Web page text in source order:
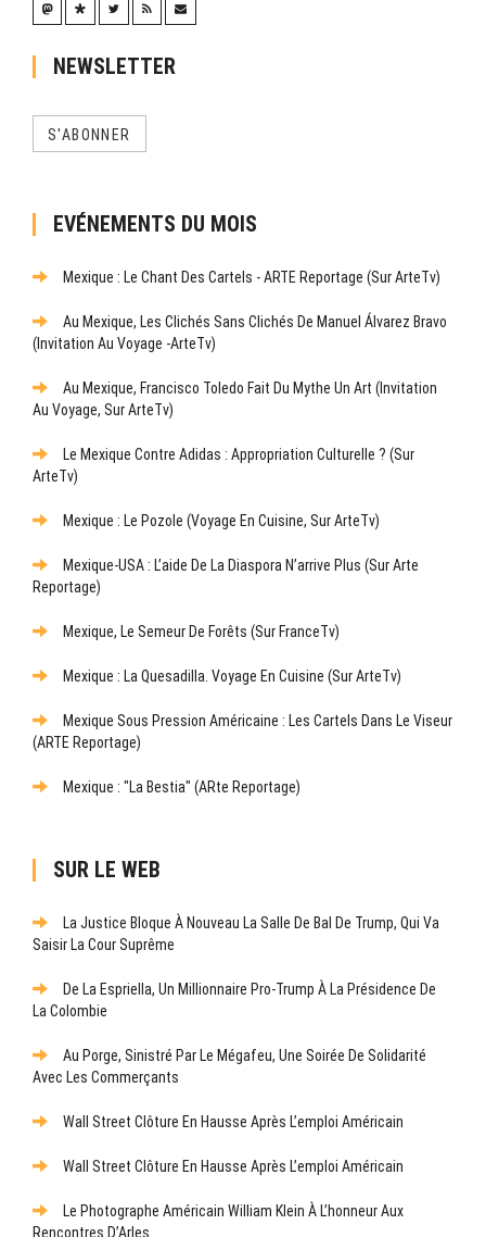
NEWSLETTER
S'ABONNER
EVÉNEMENTS DU MOIS
Mexique : Le Chant Des Cartels - ARTE Reportage (sur ArteTv)
Au Mexique, Les Clichés Sans Clichés De Manuel Álvarez Bravo
(Invitation Au Voyage -ArteTv)
Au Mexique, Francisco Toledo Fait Du Mythe Un Art (Invitation
Au Voyage, Sur ArteTv)
Le Mexique Contre Adidas : Appropriation Culturelle ? (sur
ArteTv)
Mexique : Le Pozole (Voyage En Cuisine, Sur ArteTv)
Mexique-USA : L’aide De La Diaspora N’arrive Plus (sur Arte
Reportage)
Mexique, Le Semeur De Forêts (sur FranceTv)
Mexique : La Quesadilla. Voyage En Cuisine (sur ArteTv)
Mexique Sous Pression Américaine : Les Cartels Dans Le Viseur
(ARTE Reportage)
Mexique : "La Bestia" (ARte Reportage)
SUR LE WEB
La Justice Bloque À Nouveau La Salle De Bal De Trump, Qui Va
Saisir La Cour Suprême
De La Espriella, Un Millionnaire Pro-Trump À La Présidence De
La Colombie
Au Porge, Sinistré Par Le Mégafeu, Une Soirée De Solidarité
Avec Les Commerçants
Wall Street Clôture En Hausse Après L’emploi Américain
Wall Street Clôture En Hausse Après L’emploi Américain
Le Photographe Américain William Klein À L’honneur Aux
Rencontres D’Arles